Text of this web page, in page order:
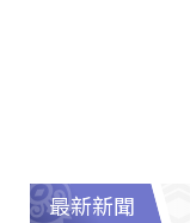
最新新聞